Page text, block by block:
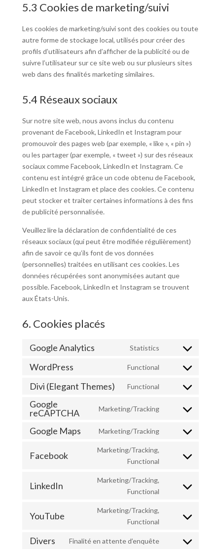
5.3 Cookies de marketing/suivi
Les cookies de marketing/suivi sont des cookies ou toute
autre forme de stockage local, utilisés pour créer des
profils d’utilisateurs afin d’afficher de la publicité ou de
suivre l’utilisateur sur ce site web ou sur plusieurs sites
web dans des finalités marketing similaires.
5.4 Réseaux sociaux
Sur notre site web, nous avons inclus du contenu
provenant de Facebook, LinkedIn et Instagram pour
promouvoir des pages web (par exemple, « like », « pin »)
ou les partager (par exemple, « tweet ») sur des réseaux
sociaux comme Facebook, LinkedIn et Instagram. Ce
contenu est intégré grâce un code obtenu de Facebook,
LinkedIn et Instagram et place des cookies. Ce contenu
peut stocker et traiter certaines informations à des fins
de publicité personnalisée.
Veuillez lire la déclaration de confidentialité de ces
réseaux sociaux (qui peut être modifiée régulièrement)
afin de savoir ce qu’ils font de vos données
(personnelles) traitées en utilisant ces cookies. Les
données récupérées sont anonymisées autant que
possible. Facebook, LinkedIn et Instagram se trouvent
aux États-Unis.
6. Cookies placés
Google Analytics Statistics
Consent
google-
WordPress Functional
Consent
wordpress
Divi (Elegant Themes) Functional
Consent
service
(elegant-
Google
reCAPTCHA
Marketing/Tracking
Consent
service
recaptcha
Google Maps Marketing/Tracking
Consent
service
Facebook
Marketing/Tracking,
Functional
Consent
service
LinkedIn
Marketing/Tracking,
Functional
Consent
service
YouTube
Marketing/Tracking,
Functional
Consent
service
Divers Finalité en attente d’enquête
Consent